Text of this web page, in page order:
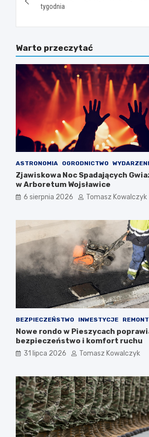
wpisu
tygodnia
Warto przeczytać
ASTRONOMIA OGRODNICTWO
Zjawiskowa Noc Spadających
w Arboretum Wojsławice
6 sierpnia 2026 Tomasz Kowalczyk
BEZPIECZEŃSTWO INWESTYCJE
Nowe rondo w Pieszycach
bezpieczeństwo i komfort ruchu
31 lipca 2026 Tomasz Kowalczyk